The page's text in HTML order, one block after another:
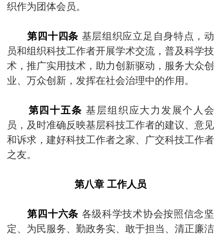
织作为团体会员。
第四十四条 基层组织应立足自身特点，动
员和组织科技工作者开展学术交流，普及科学技
术，推广实用技术，助力创新驱动，服务大众创
业、万众创新，发挥在社会治理中的作用。
第四十五条基层组织应大力发展个人会
员，及时准确反映基层科技工作者的建议、意见
和诉求，建好科技工作者之家、广交科技工作者
之友。
第八章 工作人员
第四十六条 各级科学技术协会按照信念坚
定、为民服务、勤政务实、敢于担当、清正廉洁